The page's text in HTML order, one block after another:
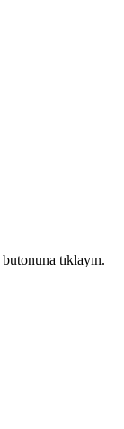
butonuna tıklayın.